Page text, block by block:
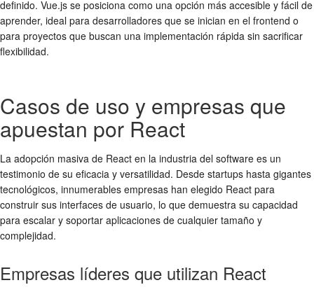
definido. Vue.js se posiciona como una opción más accesible y fácil de
aprender, ideal para desarrolladores que se inician en el frontend o
para proyectos que buscan una implementación rápida sin sacrificar
flexibilidad.
Casos de uso y empresas que
apuestan por React
La adopción masiva de React en la industria del software es un
testimonio de su eficacia y versatilidad. Desde startups hasta gigantes
tecnológicos, innumerables empresas han elegido React para
construir sus interfaces de usuario, lo que demuestra su capacidad
para escalar y soportar aplicaciones de cualquier tamaño y
complejidad.
Empresas líderes que utilizan React